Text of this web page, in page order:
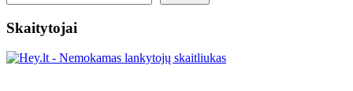
Skaitytojai